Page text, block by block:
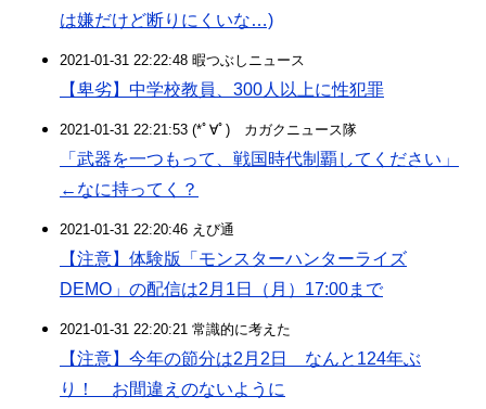
は嫌だけど断りにくいな…)
2021-01-31 22:22:48 暇つぶしニュース
【卑劣】中学校教員、300人以上に性犯罪
2021-01-31 22:21:53 (*ﾟ∀ﾟ)ゞカガクニュース隊
「武器を一つもって、戦国時代制覇してください」
←なに持ってく？
2021-01-31 22:20:46 えび通
【注意】体験版「モンスターハンターライズ
DEMO」の配信は2月1日（月）17:00まで
2021-01-31 22:20:21 常識的に考えた
【注意】今年の節分は2月2日 なんと124年ぶ
り！ お間違えのないように